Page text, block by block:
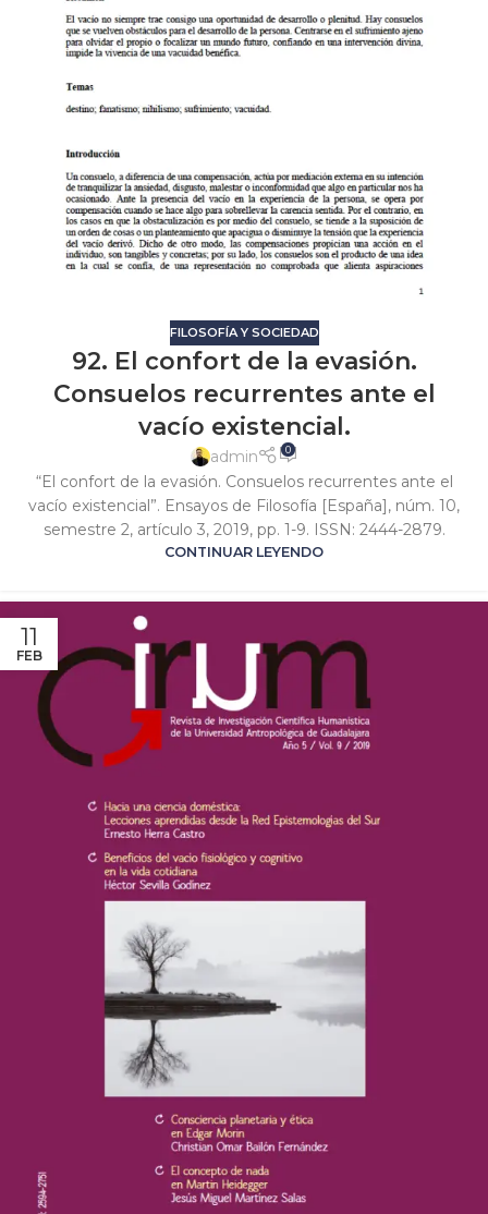
FILOSOFÍA Y SOCIEDAD
92. El confort de la evasión.
Consuelos recurrentes ante el
vacío existencial.
admin 0
“El confort de la evasión. Consuelos recurrentes ante el
vacío existencial”. Ensayos de Filosofía [España], núm. 10,
semestre 2, artículo 3, 2019, pp. 1-9. ISSN: 2444-2879.
CONTINUAR LEYENDO
11
FEB